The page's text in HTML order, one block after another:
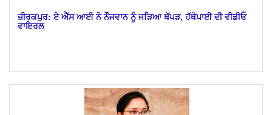
ਜ਼ੀਰਕਪੁਰ: ਏ ਐੱਸ ਆਈ ਨੇ ਨੌਜਵਾਨ ਨੂੰ ਜੜਿਆ ਥੱਪੜ, ਹੱਥੋਪਾਈ ਦੀ ਵੀਡੀਓ
ਵਾਇਰਲ